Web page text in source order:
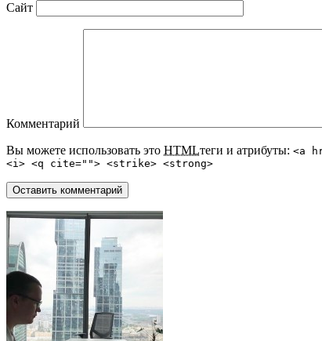
Сайт
Комментарий
Вы можете использовать это HTMLтеги и атрибуты: <a
<i> <q cite=""> <strike> <strong>